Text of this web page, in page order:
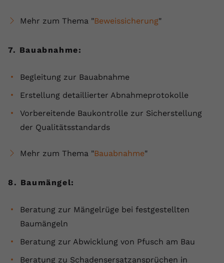
Mehr zum Thema "Beweissicherung"
7. Bauabnahme:
Begleitung zur Bauabnahme
Erstellung detaillierter Abnahmeprotokolle
Vorbereitende Baukontrolle zur Sicherstellung
der Qualitätsstandards
Mehr zum Thema "Bauabnahme"
8. Baumängel:
Beratung zur Mängelrüge bei festgestellten
Baumängeln
Beratung zur Abwicklung von Pfusch am Bau
Beratung zu Schadensersatzansprüchen in